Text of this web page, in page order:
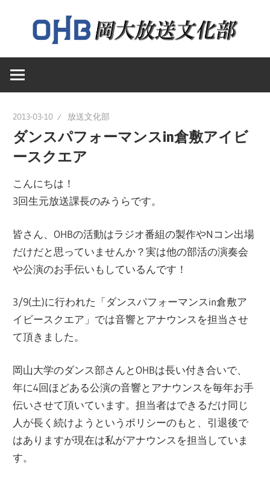
ン
へ
大
放
送
文
部
（OHB）
岡
大
文
化
部
の
ェ
ブ
ペ
ジ
で
す
2013-03-10 放送文化部
ダンスパフォーマンスin倉敷アイビ
ースクエア
こんにちは！
3回生元放送課長のみうらです。
皆さん、OHBの活動はラジオ番組の製作やNコン出場
だけだと思っていませんか？実は他の部活の演奏会
や公演のお手伝いもしているんです！
3/9(土)に行われた「ダンスパフォーマンスin倉敷ア
イビースクエア」では音響とアナウンスを担当させ
て頂きました。
岡山大学のダンス部さんとOHBは長い付き合いで、
年に4回ほどある公演の音響とアナウンスを毎年お手
伝いさせて頂いています。担当者はできるだけ同じ
人が長く続けようというポリシーのもと、引退後で
はありますが現在は私がアナウンスを担当していま
す。